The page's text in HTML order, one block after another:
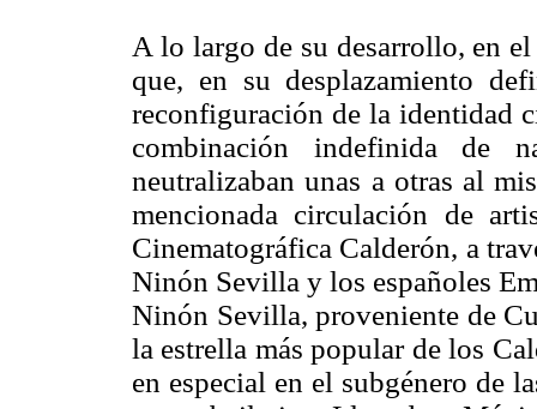
A lo largo de su desarrollo, en
que, en su desplazamiento
reconfiguración de la identidad
combinación indefinida de
neutralizaban unas a otras al
mencionada circulación de
Cinematográfica Calderón, a
Ninón Sevilla y los españoles
Ninón Sevilla, proveniente de
la estrella más popular de los
en especial en el subgénero de